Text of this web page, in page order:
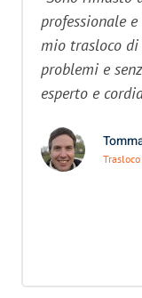
professionale
mio trasloco di
problemi e
esperto e